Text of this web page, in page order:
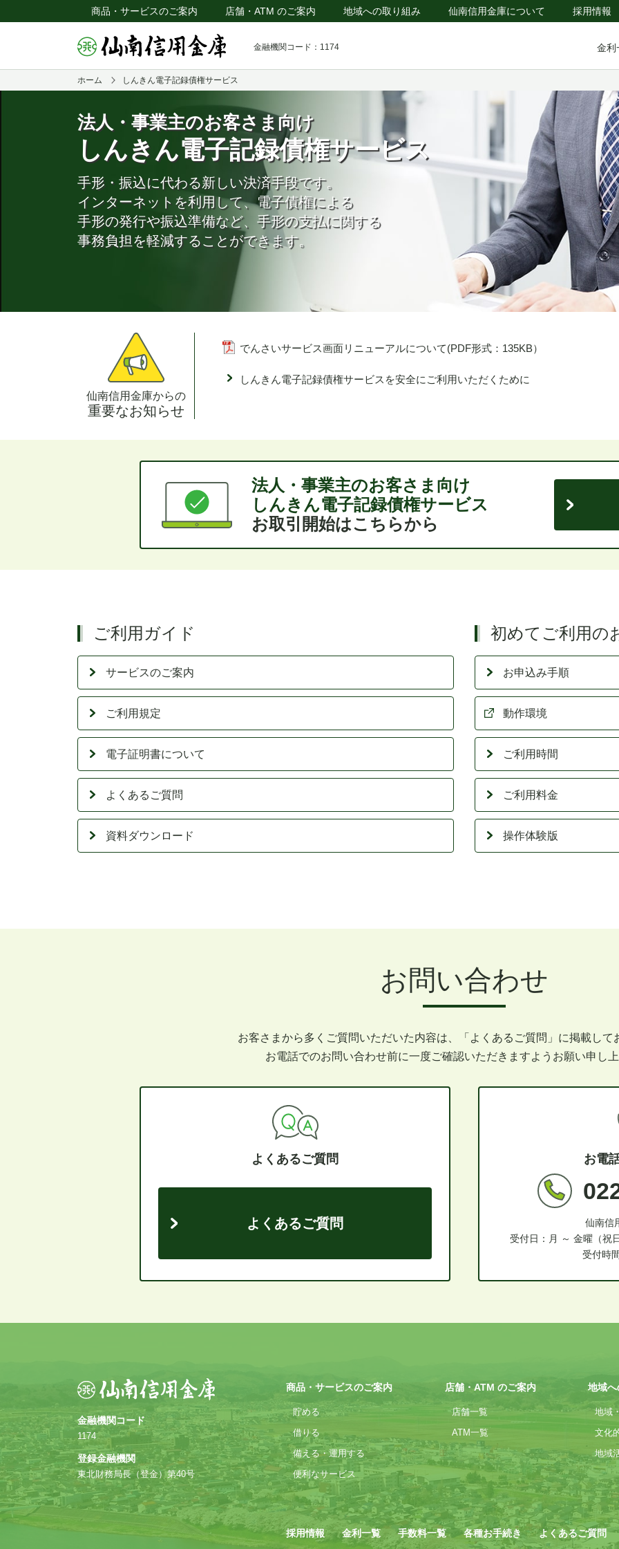
商品・サービスのご案内 店舗・ATM のご案内 地域への取り組み 仙南信用金庫について 採用情報
金融機関コード：1174 金利
ホーム しんきん電子記録債権サービス
法人・事業主のお客さま向け
しんきん電子記録債権サービス
手形・振込に代わる新しい決済手段です。
インターネットを利用して、電子債権による
手形の発行や振込準備など、手形の支払に関する
事務負担を軽減することができます。
仙南信用金庫からの
重要なお知らせ
でんさいサービス画面リニューアルについて(PDF形式：135KB）
しんきん電子記録債権サービスを安全にご利用いただくために
法人・事業主のお客さま向け
しんきん電子記録債権サービス
お取引開始はこちらから
ご利用ガイド
サービスのご案内
ご利用規定
電子証明書について
よくあるご質問
資料ダウンロード
初めてご利用の
お申込み手順
動作環境
ご利用時間
ご利用料金
操作体験版
お問い合わせ
お客さまから多くご質問いただいた内容は、
「よくあるご質問」に掲載して
お電話でのお問い合わせ前に一度ご確認いただきますようお願い申し
よくあるご質問
よくあるご質問
お電
仙南信
受付日：月 ～ 金曜（祝
受付時
金融機関コード
1174
登録金融機関
東北財務局長（登金）第40号
商品・サービスのご案内
貯める
借りる
備える・運用する
便利なサービス
店舗・ATM のご案内
店舗一覧
ATM一覧
地域
地域
文化
地域
採用情報 金利一覧 手数料一覧 各種お手続き よくあるご質問